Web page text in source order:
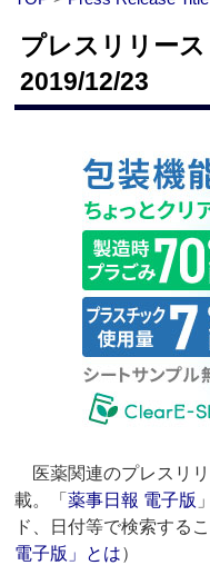
プレスリリー
2019/12/23
医薬関連のプレスリ
載。「薬事日報 電子版
ド、日付等で検索する
電子版」とは）